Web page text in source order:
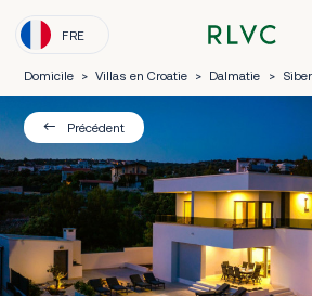
FRE
Domicile > Villas en Croatie > Dalmatie >
Précédent